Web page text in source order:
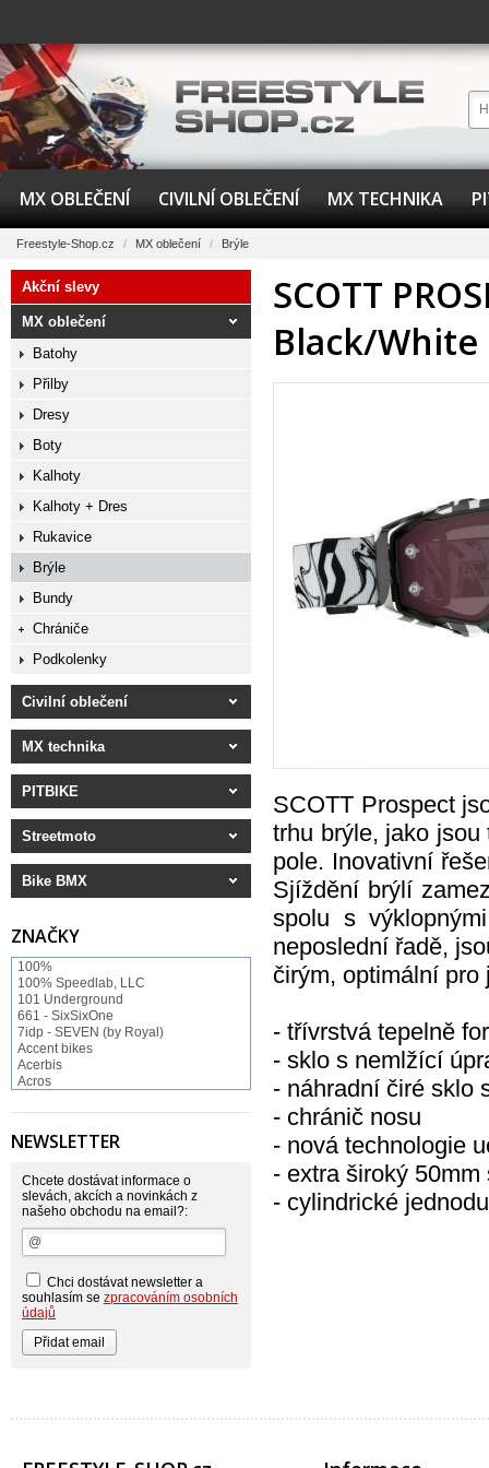
MX OBLEČENÍ CIVILNÍ OBLEČENÍ MX TECHNIKA
Freestyle-Shop.cz / MX oblečení / Brýle
SCOTT
Black/White
SCOTT Prospect
trhu brýle, jako
pole. Inovativní
Sjíždění brýlí
spolu s
neposlední řadě,
čirým, optimální pro
- třívrstvá tepelně
- sklo s nemlžící
- náhradní čiré sklo
- chránič nosu
- nová technologie
- extra široký
- cylindrické
Akční slevy
MX oblečení
Batohy
Přilby
Dresy
Boty
Kalhoty
Kalhoty + Dres
Rukavice
Brýle
Bundy
Chrániče
Podkolenky
Civilní oblečení
MX technika
PITBIKE
Streetmoto
Bike BMX
ZNAČKY
100%
100% Speedlab, LLC
101 Underground
661 - SixSixOne
7idp - SEVEN (by Royal)
Accent bikes
Acerbis
Acros
Afton Shoes
Alias
Alpinestars
Answer
Arnette
ASP Swiss Snowscoot
Asterisk
Atomlab
Axo
Baradine
BIKE WORK
Bionicon
Blackbird
NEWSLETTER
Chcete dostávat informace o
slevách, akcích a novinkách z
našeho obchodu na email?:
Chci dostávat newsletter a
souhlasím se zpracováním osobních
údajů